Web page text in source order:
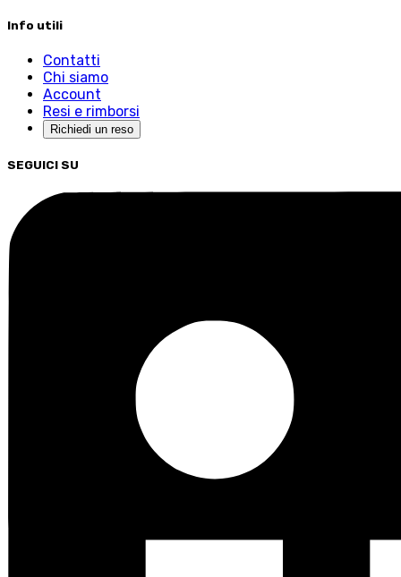
Info utili
Contatti
Chi siamo
Account
Resi e rimborsi
Richiedi un reso
SEGUICI SU